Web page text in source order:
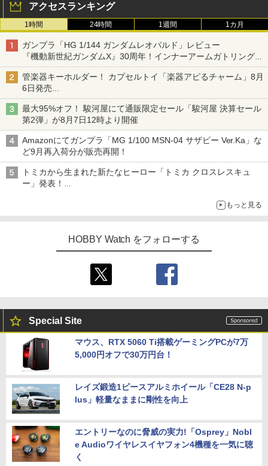
アクセスランキング
1時間 24時間 1週間 1カ月
ガンプラ「HG 1/144 ガンダムレオパルド」レビュー
『機動新世紀ガンダムX』30周年！インナーアームガトリングの
変形機構まで再現し最新フォーマットでキット化！
管楽器キーホルダー！ カプセルトイ「楽器アピるチャーム」8月
6日発売
チューバ、テナサクなど5種各3色
最大95%オフ！ 駿河屋にて通販限定セール「駿河屋 決算セール
第2弾」が8月7日12時より開催
Amazonにてガンプラ「MG 1/100 MSN-04 サザビー Ver.Ka」な
ど9月再入荷分が販売再開！
トミカから生まれた新たなヒーロー「トミカ クロスレスキュ
ー」発表！
もっと見る
HOBBY Watch をフォローする
Special Site
マウス、RTX 5060 Ti搭載ゲーミングPCが7万
5,000円オフで30万円台！
レイズ鍛造1ピースアルミホイール「CE28 N-p
lus」軽量なままに剛性を向上
エントリーなのに脅威の実力!「Osprey」Nobl
e Audioワイヤレスイヤフォン4機種を一気に聴
く